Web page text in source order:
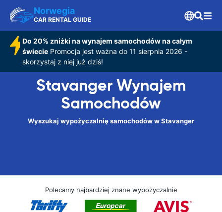
Norwegia
CAR RENTAL GUIDE
Do 20% zniżki na wynajem samochodów na całym
świeciePromocja jest ważna do 11 sierpnia 2026 -
skorzystaj z niej już dziś!
Stavanger Wynajem
Samochodów
Wyszukaj wypożyczalnię samochodów w Stavanger
Polecamy najbardziej znane wypożyczalnie